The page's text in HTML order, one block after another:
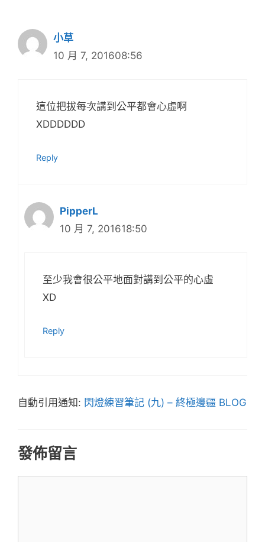
小草
10 月 7, 201608:56
這位把拔每次講到公平都會心虛啊
XDDDDDD
Reply
PipperL
10 月 7, 201618:50
至少我會很公平地面對講到公平的心虛
XD
Reply
自動引用通知: 閃燈練習筆記 (九) – 終極邊疆 BLOG
發佈留言